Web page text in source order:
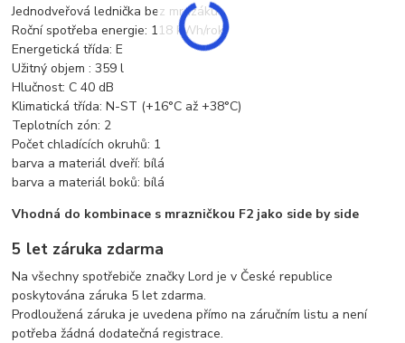
Jednodveřová lednička bez mrazáku
Roční spotřeba energie: 118 kWh/rok
Energetická třída: E
Užitný objem : 359 l
Hlučnost: C 40 dB
Klimatická třída: N-ST (+16°C až +38°C)
Teplotních zón: 2
Počet chladících okruhů: 1
barva a materiál dveří: bílá
barva a materiál boků: bílá
Vhodná do kombinace s mrazničkou F2 jako side by side
5 let záruka zdarma
Na všechny spotřebiče značky Lord je v České republice
poskytována záruka 5 let zdarma.
Prodloužená záruka je uvedena přímo na záručním listu a není
potřeba žádná dodatečná registrace.